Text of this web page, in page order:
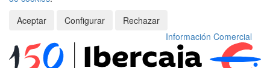
Aceptar
Configurar
Rechazar
Información Comercial